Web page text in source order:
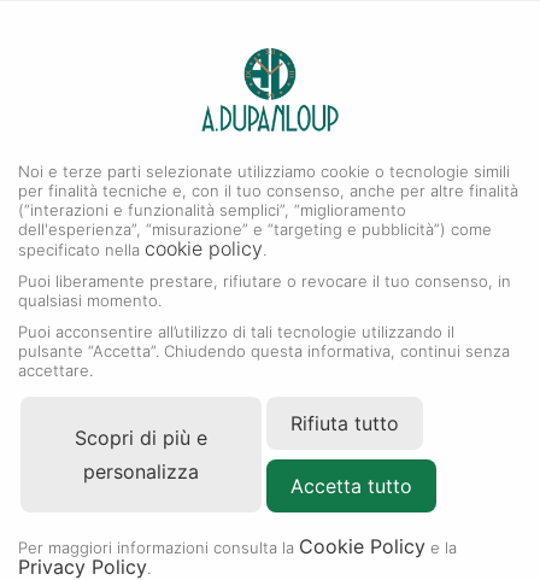
Orologi Rolex
Noi e terze parti selezionate utilizziamo cookie o tecnologie simili
per finalità tecniche e, con il tuo consenso, anche per altre finalità
(“interazioni e funzionalità semplici”, “miglioramento
dell'esperienza”, “misurazione” e “targeting e pubblicità”) come
specificato nella cookie policy
Puoi liberamente prestare, rifiutare o revocare il tuo consenso, in
qualsiasi momento.
Puoi acconsentire all’utilizzo di tali tecnologie utilizzando il
pulsante “Accetta”. Chiudendo questa informativa, continui senza
accettare.
Scopri di più e
personalizza
Rifiuta tutto
Accetta tutto
Per maggiori informazioni consulta la Cookie Policy e la
Privacy Policy